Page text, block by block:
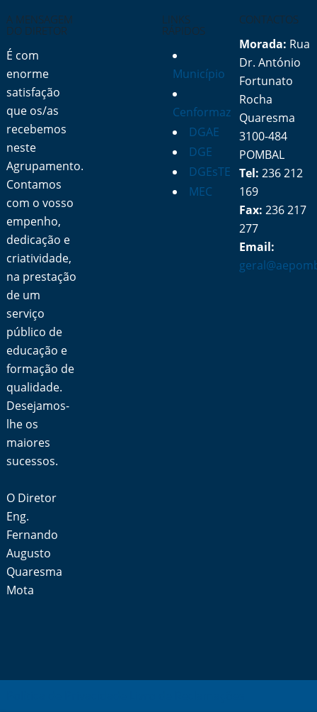
A MENSAGEM
DO DIRETOR
É com
enorme
satisfação
que os/as
recebemos
neste
Agrupamento.
Contamos
com o vosso
empenho,
dedicação e
criatividade,
na prestação
de um
serviço
público de
educação e
formação de
qualidade.
Desejamos-
lhe os
maiores
sucessos.
O Diretor
Eng.
Fernando
Augusto
Quaresma
Mota
LINKS
RÁPIDOS
Município
Cenformaz
DGAE
DGE
DGEsTE
MEC
CONTACTOS
Morada: Rua
Dr. António
Fortunato
Rocha
Quaresma
3100-484
POMBAL
Tel: 236 212
169
Fax: 236 217
277
Email: